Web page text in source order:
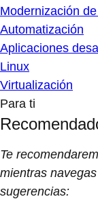
Modernización
Automatización
Aplicaciones
Linux
Virtualización
Para ti
Te
mientras
sugerencias: